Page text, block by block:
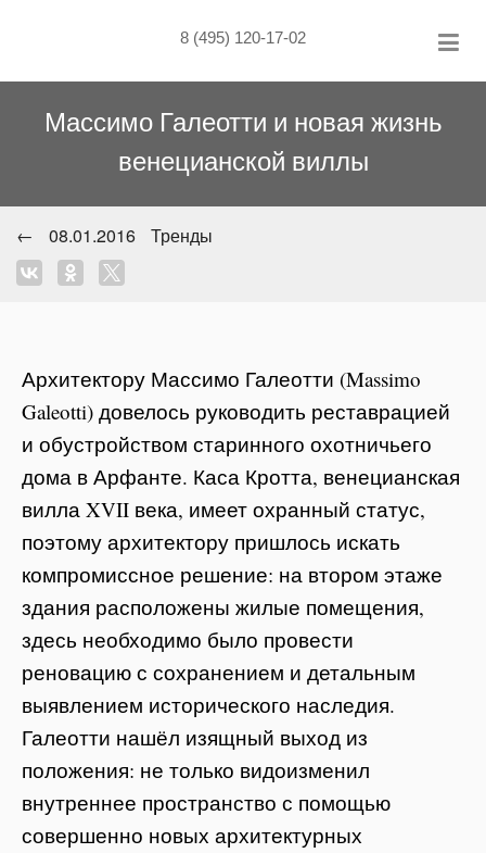
8 (495) 120-17-02
Массимо Галеотти и новая жизнь
венецианской виллы
← 08.01.2016 Тренды
Архитектору Массимо Галеотти (Massimo
Galeotti) довелось руководить реставрацией
и обустройством старинного охотничьего
дома в Арфанте. Каса Кротта, венецианская
вилла XVII века, имеет охранный статус,
поэтому архитектору пришлось искать
компромиссное решение: на втором этаже
здания расположены жилые помещения,
здесь необходимо было провести
реновацию с сохранением и детальным
выявлением исторического наследия.
Галеотти нашёл изящный выход из
положения: не только видоизменил
внутреннее пространство с помощью
совершенно новых архитектурных